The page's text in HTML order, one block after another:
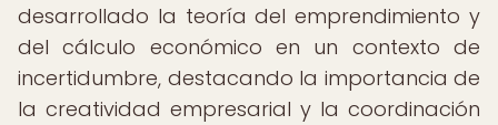
desarrollado la teoría del emprendimiento y
del cálculo económico en un contexto de
incertidumbre, destacando la importancia de
la creatividad empresarial y la coordinación